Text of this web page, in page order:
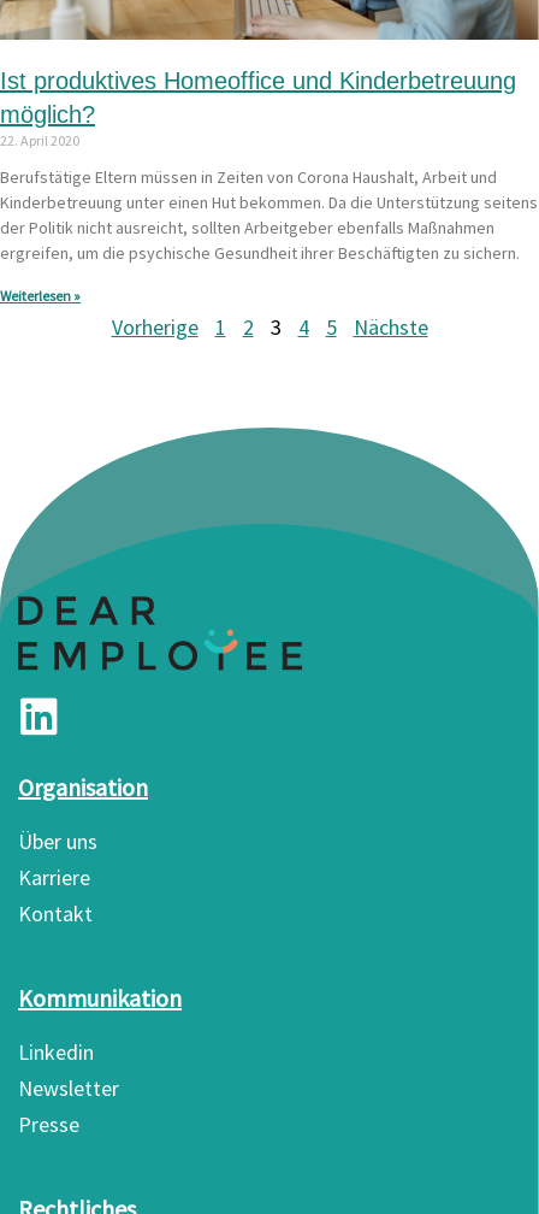
Ist produktives Homeoffice und Kinderbetreuung
möglich?
22. April 2020
Berufstätige Eltern müssen in Zeiten von Corona Haushalt, Arbeit und
Kinderbetreuung unter einen Hut bekommen. Da die Unterstützung seitens
der Politik nicht ausreicht, sollten Arbeitgeber ebenfalls Maßnahmen
ergreifen, um die psychische Gesundheit ihrer Beschäftigten zu sichern.
Weiterlesen »
Vorherige 1 2 3 4 5 Nächste
Organisation
Über uns
Karriere
Kontakt
Kommunikation
Linkedin
Newsletter
Presse